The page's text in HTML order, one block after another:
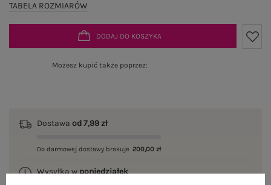
TABELA ROZMIARÓW
DODAJ DO KOSZYKA
Możesz kupić także poprzez:
Dostawa od 7,99 zł
Do darmowej dostawy brakuje 200,00 zł
Wysyłka wponiedziałek